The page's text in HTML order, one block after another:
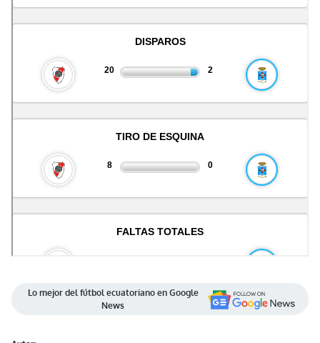
Lo mejor del fútbol ecuatoriano en Google
News